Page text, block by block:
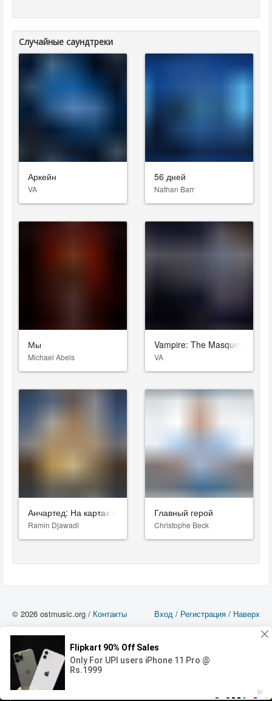
Error loading media: File could not be played 00:00
Случайные саундтреки
Аркейн
VA
56 дней
Nathan Barr
Мы
Michael Abels
Vampire: The Masquerade –
VA
Анчартед: На картах не значится
Ramin Djawadi
Главный герой
Christophe Beck
Вход / Регистрация / Наверх
© 2026 ostmusic.org / Контакты
можете использовать такие материалы только в том в случае, если
использование производится с ознакомительными целями - для прочих целей
вы должны приобрести лицензионную запись.